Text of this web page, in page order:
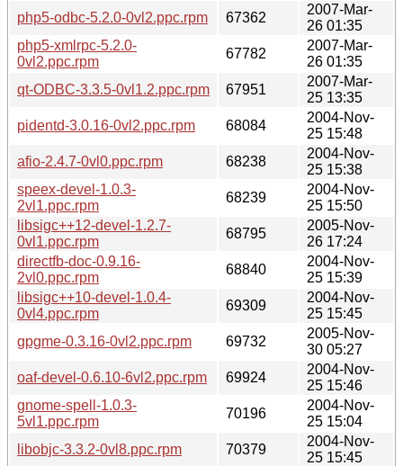
php5-odbc-5.2.0-0vl2.ppc.rpm
67362
2007-Mar-
26 01:35
php5-xmlrpc-5.2.0-
0vl2.ppc.rpm
67782
2007-Mar-
26 01:35
qt-ODBC-3.3.5-0vl1.2.ppc.rpm
67951
2007-Mar-
25 13:35
pidentd-3.0.16-0vl2.ppc.rpm
68084
2004-Nov-
25 15:48
afio-2.4.7-0vl0.ppc.rpm
68238
2004-Nov-
25 15:38
speex-devel-1.0.3-
2vl1.ppc.rpm
68239
2004-Nov-
25 15:50
libsigc++12-devel-1.2.7-
0vl1.ppc.rpm
68795
2005-Nov-
26 17:24
directfb-doc-0.9.16-
2vl0.ppc.rpm
68840
2004-Nov-
25 15:39
libsigc++10-devel-1.0.4-
0vl4.ppc.rpm
69309
2004-Nov-
25 15:45
gpgme-0.3.16-0vl2.ppc.rpm
69732
2005-Nov-
30 05:27
oaf-devel-0.6.10-6vl2.ppc.rpm
69924
2004-Nov-
25 15:46
gnome-spell-1.0.3-
5vl1.ppc.rpm
70196
2004-Nov-
25 15:04
libobjc-3.3.2-0vl8.ppc.rpm
70379
2004-Nov-
25 15:45